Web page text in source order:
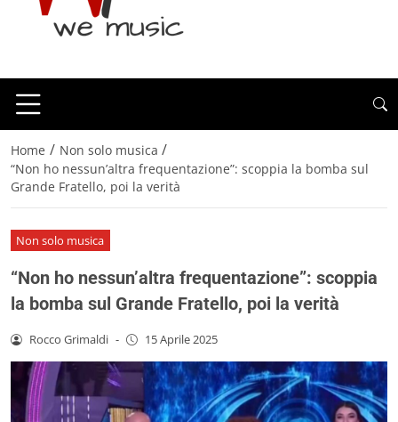
Home / Non solo musica /
“Non ho nessun’altra frequentazione”: scoppia la bomba sul
Grande Fratello, poi la verità
Non solo musica
“Non ho nessun’altra frequentazione”: scoppia
la bomba sul Grande Fratello, poi la verità
Rocco Grimaldi - 15 Aprile 2025